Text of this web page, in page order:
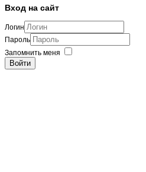
Вход на сайт
Логин
Пароль
Запомнить меня
Войти